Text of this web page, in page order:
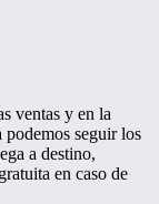
ventas y en la
podemos seguir los
a destino,
en caso de